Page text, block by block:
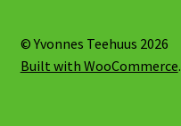
© Yvonnes Teehuus 2026
Built with WooCommerce.